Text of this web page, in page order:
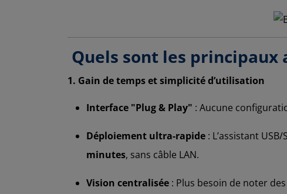
Quels sont les
1. Gain de temps et simplicité d’utilisation
Interface "Plug & Play" : Aucune
Déploiement ultra-rapide : L’assistant
minutes, sans câble LAN.
Vision centralisée : Plus besoin de noter